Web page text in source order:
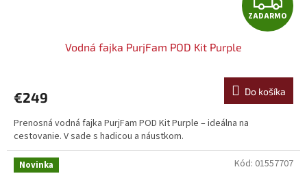
A
A
M
O
ZADARMO
Vodná fajka PurjFam POD Kit Purple
€249 Do košíka
Prenosná vodná fajka PurjFam POD Kit Purple – ideálna na
cestovanie. V sade s hadicou a náustkom.
Novinka Kód: 01557707